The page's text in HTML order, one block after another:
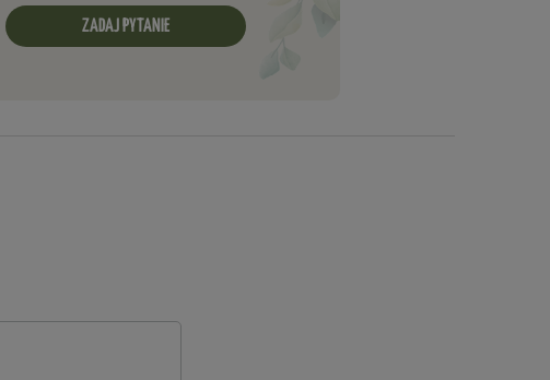
ZADAJ PYTANIE